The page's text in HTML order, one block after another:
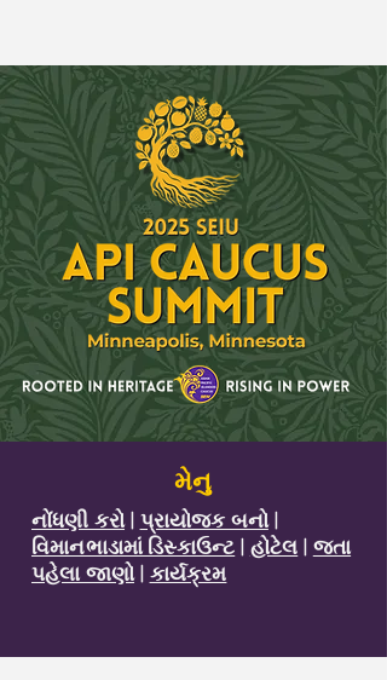
મેનુ
નોંધણી કરો|પ્રાયોજક બનો|
વિમાનભાડામાં ડિસ્કાઉન્ટ|હોટેલ|જતા
પહેલા જાણો|કાર્યક્રમ